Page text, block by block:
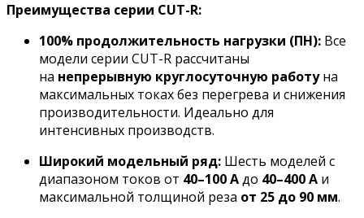
Преимущества серии CUT-R:
100% продолжительность нагрузки (ПН): Все
модели серии CUT-R рассчитаны
на непрерывную круглосуточную работуна
максимальных токах без перегрева и снижения
производительности. Идеально для
интенсивных производств.
Широкий модельный ряд: Шесть моделей с
диапазоном токов от 40–100 Адо 40–400 А и
максимальной толщиной реза от 25 до 90 мм.